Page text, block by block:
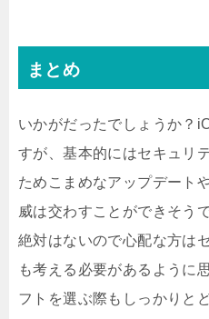
まとめ
いかがだったでしょうか？
すが、基本的にはセキュリ
ためこまめなアップデート
威は交わすことができそう
絶対はないので心配な方は
も考える必要があるように
フトを選ぶ際もしっかりと